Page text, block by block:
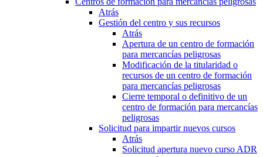
Atrás
Gestión del centro y sus recursos
Atrás
Apertura de un centro de formación
para mercancías peligrosas
Modificación de la titularidad o
recursos de un centro de formación
para mercancías peligrosas
Cierre temporal o definitivo de un
centro de formación para mercancías
peligrosas
Solicitud para impartir nuevos cursos
Atrás
Solicitud apertura nuevo curso ADR